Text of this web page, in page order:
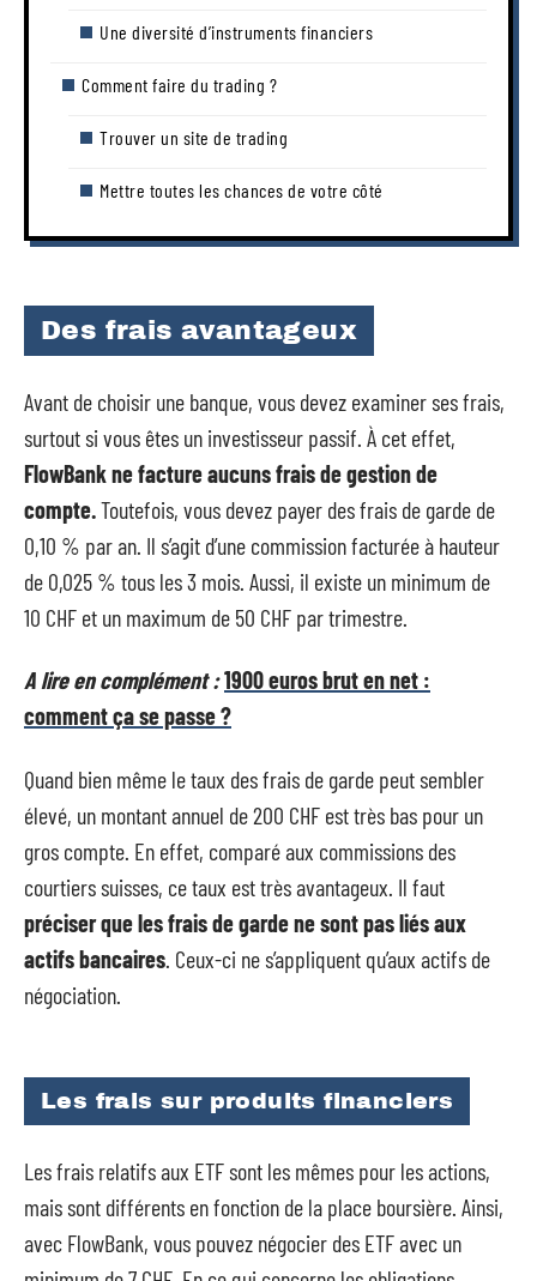
Une diversité d’instruments financiers
Comment faire du trading ?
Trouver un site de trading
Mettre toutes les chances de votre côté
Des frais avantageux
Avant de choisir une banque, vous devez examiner ses frais,
surtout si vous êtes un investisseur passif. À cet effet,
FlowBank ne facture aucuns frais de gestion de
compte.Toutefois, vous devez payer des frais de garde de
0,10 % par an. Il s’agit d’une commission facturée à hauteur
de 0,025 % tous les 3 mois. Aussi, il existe un minimum de
10 CHF et un maximum de 50 CHF par trimestre.
A lire en complément :1900 euros brut en net :
comment ça se passe ?
Quand bien même le taux des frais de garde peut sembler
élevé, un montant annuel de 200 CHF est très bas pour un
gros compte. En effet, comparé aux commissions des
courtiers suisses, ce taux est très avantageux. Il faut
préciser que les frais de garde ne sont pas liés aux
actifs bancaires . Ceux-ci ne s’appliquent qu’aux actifs de
négociation.
Les frais sur produits financiers
Les frais relatifs aux ETF sont les mêmes pour les actions,
mais sont différents en fonction de la place boursière. Ainsi,
avec FlowBank, vous pouvez négocier des ETF avec un